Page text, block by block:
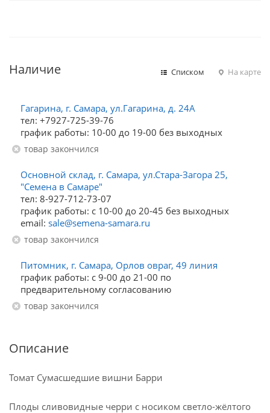
Наличие Списком На карте
Гагарина, г. Самара, ул.Гагарина, д. 24А
тел: +7927-725-39-76
график работы: 10-00 до 19-00 без выходных
Товар закончился
Основной склад, г. Самара, ул.Стара-Загора 25,
"Семена в Самаре"
тел: 8-927-712-73-07
график работы: с 10-00 до 20-45 без выходных
email: sale@semena-samara.ru
Товар закончился
Питомник, г. Самара, Орлов овраг, 49 линия
график работы: с 9-00 до 21-00 по
предварительному согласованию
Товар закончился
Описание
Томат Сумасшедшие вишни Барри
Плоды сливовидные черри с носиком светло-жёлтого